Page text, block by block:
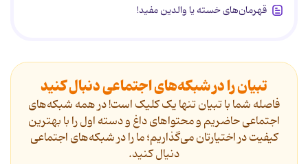
قهرمان‌های خسته یا والدین مفید!
تبیان را در شبکه‌های اجتماعی دنبال کنید
فاصله شما با تبیان تنها یک کلیک است! در همه شبکه‌های
اجتماعی حاضریم و محتواهای داغ و دسته اول را با بهترین
کیفیت در اختیارتان می‌گذاریم؛ ما را در شبکه‌های اجتماعی
دنیال کنید.